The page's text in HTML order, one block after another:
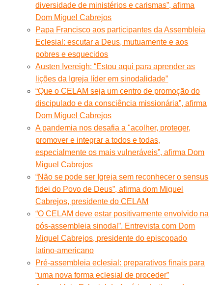
diversidade de ministérios e carismas”, afirma
Dom Miguel Cabrejos
Papa Francisco aos participantes da Assembleia
Eclesial: escutar a Deus, mutuamente e aos
pobres e esquecidos
Austen Ivereigh: “Estou aqui para aprender as
lições da Igreja líder em sinodalidade”
“Que o CELAM seja um centro de promoção do
discipulado e da consciência missionária”, afirma
Dom Miguel Cabrejos
A pandemia nos desafia a "acolher, proteger,
promover e integrar a todos e todas,
especialmente os mais vulneráveis”, afirma Dom
Miguel Cabrejos
“Não se pode ser Igreja sem reconhecer o sensus
fidei do Povo de Deus”, afirma dom Miguel
Cabrejos, presidente do CELAM
“O CELAM deve estar positivamente envolvido na
pós-assembleia sinodal”. Entrevista com Dom
Miguel Cabrejos, presidente do episcopado
latino-americano
Pré-assembleia eclesial: preparativos finais para
“uma nova forma eclesial de proceder”